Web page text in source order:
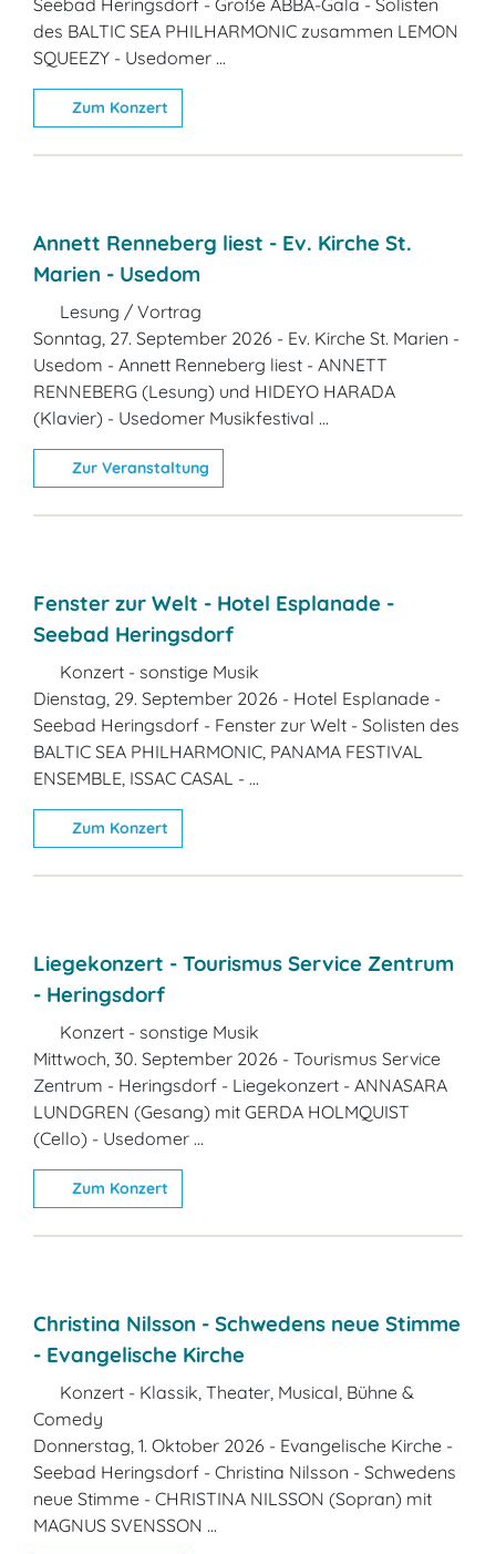
Seebad Heringsdorf - Große ABBA-Gala - Solisten
des BALTIC SEA PHILHARMONIC zusammen LEMON
SQUEEZY - Usedomer ...
Zum Konzert
Annett Renneberg liest - Ev. Kirche St.
Marien - Usedom
Lesung / Vortrag
Sonntag, 27. September 2026 - Ev. Kirche St. Marien -
Usedom - Annett Renneberg liest - ANNETT
RENNEBERG (Lesung) und HIDEYO HARADA
(Klavier) - Usedomer Musikfestival ...
Zur Veranstaltung
Fenster zur Welt - Hotel Esplanade -
Seebad Heringsdorf
Konzert - sonstige Musik
Dienstag, 29. September 2026 - Hotel Esplanade -
Seebad Heringsdorf - Fenster zur Welt - Solisten des
BALTIC SEA PHILHARMONIC, PANAMA FESTIVAL
ENSEMBLE, ISSAC CASAL - ...
Zum Konzert
Liegekonzert - Tourismus Service Zentrum
- Heringsdorf
Konzert - sonstige Musik
Mittwoch, 30. September 2026 - Tourismus Service
Zentrum - Heringsdorf - Liegekonzert - ANNASARA
LUNDGREN (Gesang) mit GERDA HOLMQUIST
(Cello) - Usedomer ...
Zum Konzert
Christina Nilsson - Schwedens neue Stimme
- Evangelische Kirche
Konzert - Klassik, Theater, Musical, Bühne &
Comedy
Donnerstag, 1. Oktober 2026 - Evangelische Kirche -
Seebad Heringsdorf - Christina Nilsson - Schwedens
neue Stimme - CHRISTINA NILSSON (Sopran) mit
MAGNUS SVENSSON ...